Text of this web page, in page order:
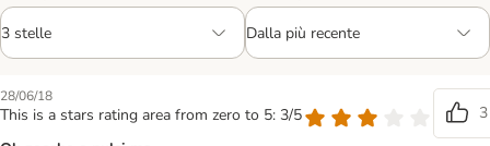
28/06/18
This is a stars rating area from zero to 5: 3/5
3